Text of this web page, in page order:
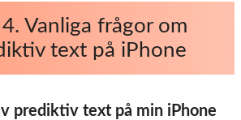
4. Vanliga frågor om
text på iPhone
prediktiv text på min iPhone